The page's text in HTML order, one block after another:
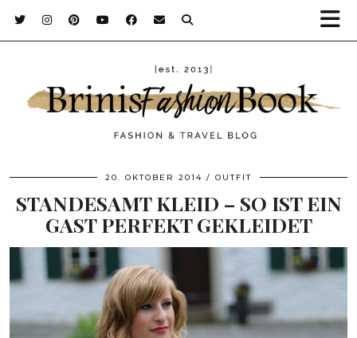
20. OKTOBER 2014 OUTFIT
STANDESAMT KLEID – SO IST EIN
GAST PERFEKT GEKLEIDET